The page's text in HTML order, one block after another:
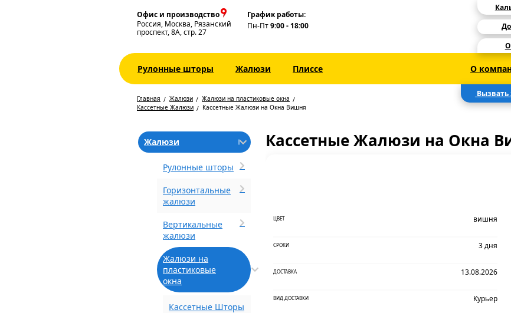
Офис и производство
Россия, Москва, Рязанский
проспект, 8А, стр. 27
График работы:
Пн-Пт9:00 - 18:00
Рулонные шторы Жалюзи Плиссе О
Главная Жалюзи
Жалюзи на пластиковые окна
Кассетные Жалюзи
Кассетные Жалюзи на Окна Вишня
Жалюзи
Рулонные шторы
Горизонтальные
жалюзи
Вертикальные
жалюзи
Жалюзи на
пластиковые
окна
Кассетные Шторы
Кассетные Жалюзи на Окна
ЦВЕТ вишня
СРОКИ 3 дня
ДОСТАВКА 13.08.2026
ВИД ДОСТАВКИ Курьер